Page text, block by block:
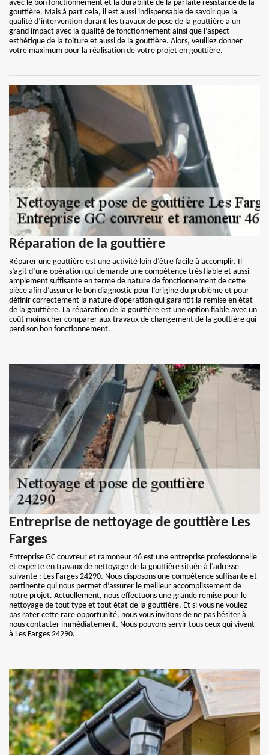
avec le bon fonctionnement et la durabilité de la parfaite résistance de la
gouttière. Mais à part cela, il est aussi indispensable de savoir que la
qualité d’intervention durant les travaux de pose de la gouttière a un
grand impact avec la qualité de fonctionnement ainsi que l’aspect
esthétique de la toiture et aussi de la gouttière. Alors, veuillez donner
votre maximum pour la réalisation de votre projet en gouttière.
Réparation de la gouttière
Réparer une gouttière est une activité loin d’être facile à accomplir. Il
s’agit d’une opération qui demande une compétence très fiable et aussi
amplement suffisante en terme de nature de fonctionnement de cette
pièce afin d’assurer le bon diagnostic pour l’origine du problème et pour
définir correctement la nature d’opération qui garantit la remise en état
de la gouttière. La réparation de la gouttière est une option fiable avec un
coût moins cher comparer aux travaux de changement de la gouttière qui
perd son bon fonctionnement.
Entreprise de nettoyage de gouttière Les
Farges
Entreprise GC couvreur et ramoneur 46 est une entreprise professionnelle
et experte en travaux de nettoyage de la gouttière située à l’adresse
suivante : Les Farges 24290. Nous disposons une compétence suffisante et
pertinente qui nous permet d’assurer le meilleur accomplissement de
notre projet. Actuellement, nous effectuons une grande remise pour le
nettoyage de tout type et tout état de la gouttière. Et si vous ne voulez
pas rater cette rare opportunité, nous vous invitons de ne pas hésiter à
nous contacter immédiatement. Nous pouvons servir tous ceux qui vivent
à Les Farges 24290.